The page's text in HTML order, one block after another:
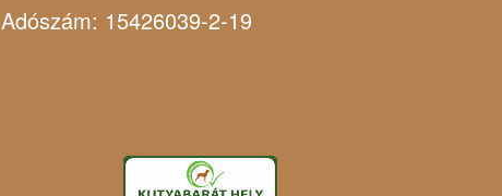
Adószám: 15426039-2-19